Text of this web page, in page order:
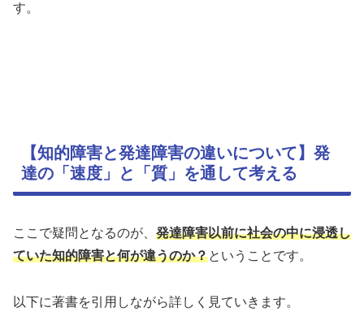
す。
【知的障害と発達障害の違いについて】発
達の「速度」と「質」を通して考える
ここで疑問となるのが、 発達障害以前に社会の中に浸透し
ていた知的障害と何が違うのか？ということです。
以下に著書を引用しながら詳しく見ていきます。